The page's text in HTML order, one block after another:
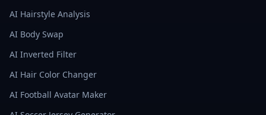
AI Hairstyle Analysis
AI Body Swap
AI Inverted Filter
AI Hair Color Changer
AI Football Avatar Maker